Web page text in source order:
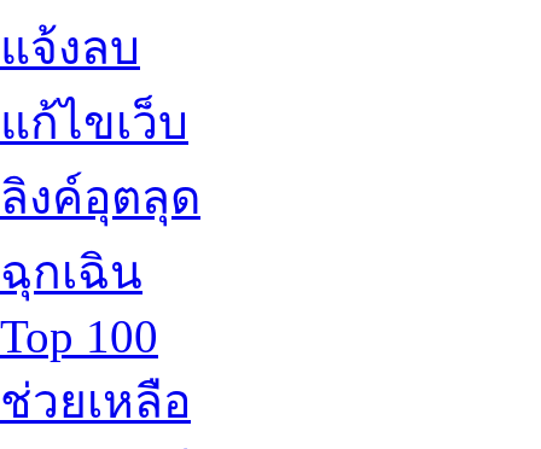
แจ้งลบ
แก้ไขเว็บ
ลิงค์อุตลุด
ฉุกเฉิน
Top 100
ช่วยเหลือ